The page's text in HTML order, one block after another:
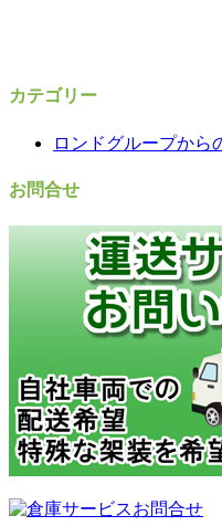
カテゴリー
ロンドグループから
お問合せ